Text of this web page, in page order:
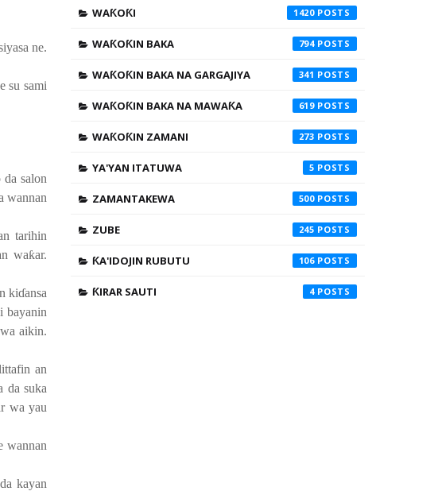
ne.
su sami
salon
wannan
tarihin
waƙar.
kiɗansa
bayanin
aikin.
an
da suka
wa yau
wannan
kayan
WAƘOƘI 1420
WAƘOƘIN BAKA 794
WAƘOƘIN BAKA NA GARGAJIYA 341
WAƘOƘIN BAKA NA MAWAƘA 619
WAƘOƘIN ZAMANI 273
YA'YAN ITATUWA 5
ZAMANTAKEWA 500
ZUBE 245
ƘA'IDOJIN RUBUTU 106
ƘIRAR SAUTI 4